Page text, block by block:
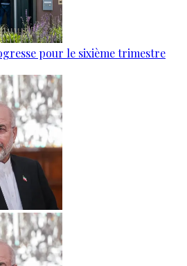
pour le sixième trimestre